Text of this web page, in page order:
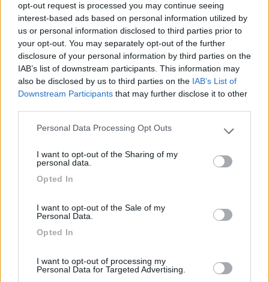
opt-out request is processed you may continue seeing
interest-based ads based on personal information utilized by
us or personal information disclosed to third parties prior to
your opt-out. You may separately opt-out of the further
disclosure of your personal information by third parties on the
IAB’s list of downstream participants. This information may
also be disclosed by us to third parties on the IAB’s List of
Downstream Participants that may further disclose it to other
Please note that this website/app uses one or more Google
not limited to your visit or usage behaviour. You may click to
use your data for below specified purposes in below Google
Personal Data Processing Opt Outs
I want to opt-out of the Sharing of my
personal data.
Opted In
I want to opt-out of the Sale of my
Personal Data.
Opted In
I want to opt-out of processing my
Personal Data for Targeted Advertising.
nemo family
-
Inserito il05/04/2017 alle:20:01:27
In risposta al messaggio dibrigsuperdel05/04/2017alle18:57:30
xl ???????????? falso grasso sei !!!!!!!!!!!!!!!!!! (perchè non vieni con Nadia e
Giona ? la strada è tutta dritta senza tornanti)
purtroppo in quei giorno ho altri impegni....e poi a me i tornanti
mi gasano...sono i rettilinei che mi abbioccano......mica ho un
drugato io !!
​se ero libero venivo molto volentieri.....
2232
Inserito il 20/04/2017
purtroppo in quei giorno ho altri impegni....e poi a me i tornanti mi